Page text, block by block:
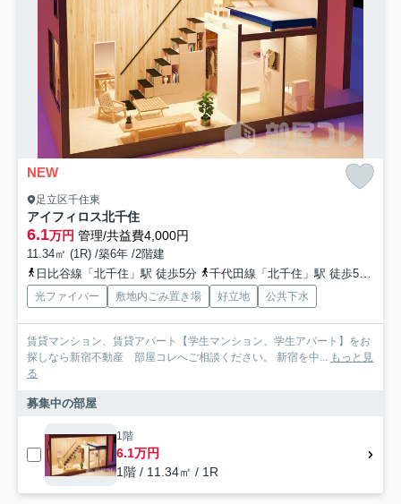
NEW
足立区千住東
アイフィロス北千住
6.1万円 管理/共益費4,000円
11.34㎡ (1R) /築6年 /2階建
日比谷線「北千住」駅 徒歩5分
千代田線「北千住」駅 徒歩5分
光ファイバー 敷地内ごみ置き場 好立地 公共下水
賃貸マンション、賃貸アパート【学生マンション、学生アパート】をお
探しなら新宿不動産 部屋コレへご相談ください。 新宿を中... もっと見
る
募集中の部屋
1階
6.1万円
1階 / 11.34㎡ / 1R